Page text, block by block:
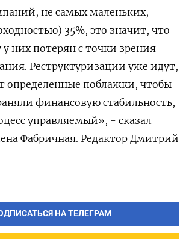
не самых маленьких,
35%, это значит, что
у них потерян с точки зрения
Реструктуризации уже идут,
определенные поблажки, чтобы
финансовую стабильность,
управляемый», - сказал
Фабричная. Редактор Дмитрий
НА ТЕЛЕГРАМ